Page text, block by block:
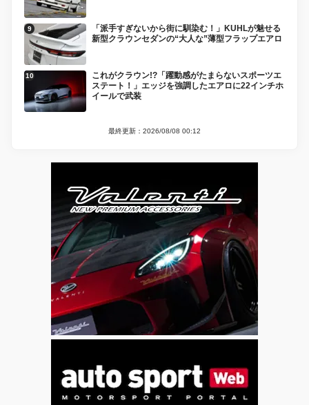
「派手すぎないから街に馴染む！」KUHLが魅せる
新型クラウンセダンの“大人な”薄型フラップエアロ
これがクラウン!?「躍動感がたまらないスポーツエ
ステート！」エッジを強調したエアロに22インチホ
イールで武装
最終更新：2026/08/08 00:12